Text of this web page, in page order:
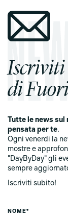
di
Tutte le news
pensata per te.
Ogni venerdi la
mostre e
"DayByDay" gli
sempre
Iscriviti subito!
NOME*